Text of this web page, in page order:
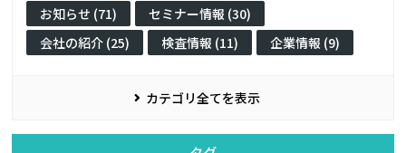
お知らせ (71)
セミナー情報 (30)
会社の紹介 (25)
検査情報 (11) 企業情報 (9)
カテゴリ全てを表示